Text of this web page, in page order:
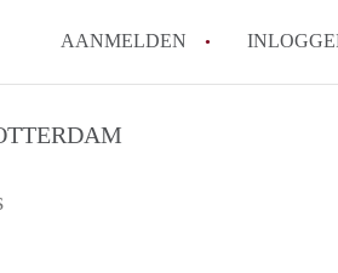
AANMELDEN